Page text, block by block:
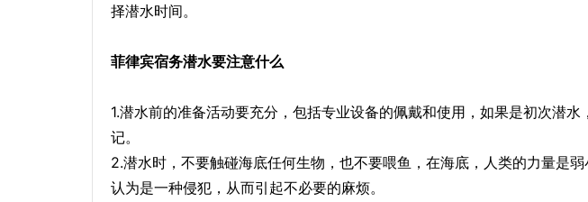
择潜水时间。
菲律宾宿务潜水要注意什么
1.潜水前的准备活动要充分，包括专业设备的佩戴和使用，如果是初次潜
记。
2.潜水时，不要触碰海底任何生物，也不要喂鱼，在海底，人类的力量是
认为是一种侵犯，从而引起不必要的麻烦。